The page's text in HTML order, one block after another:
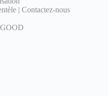
| Contactez-nous